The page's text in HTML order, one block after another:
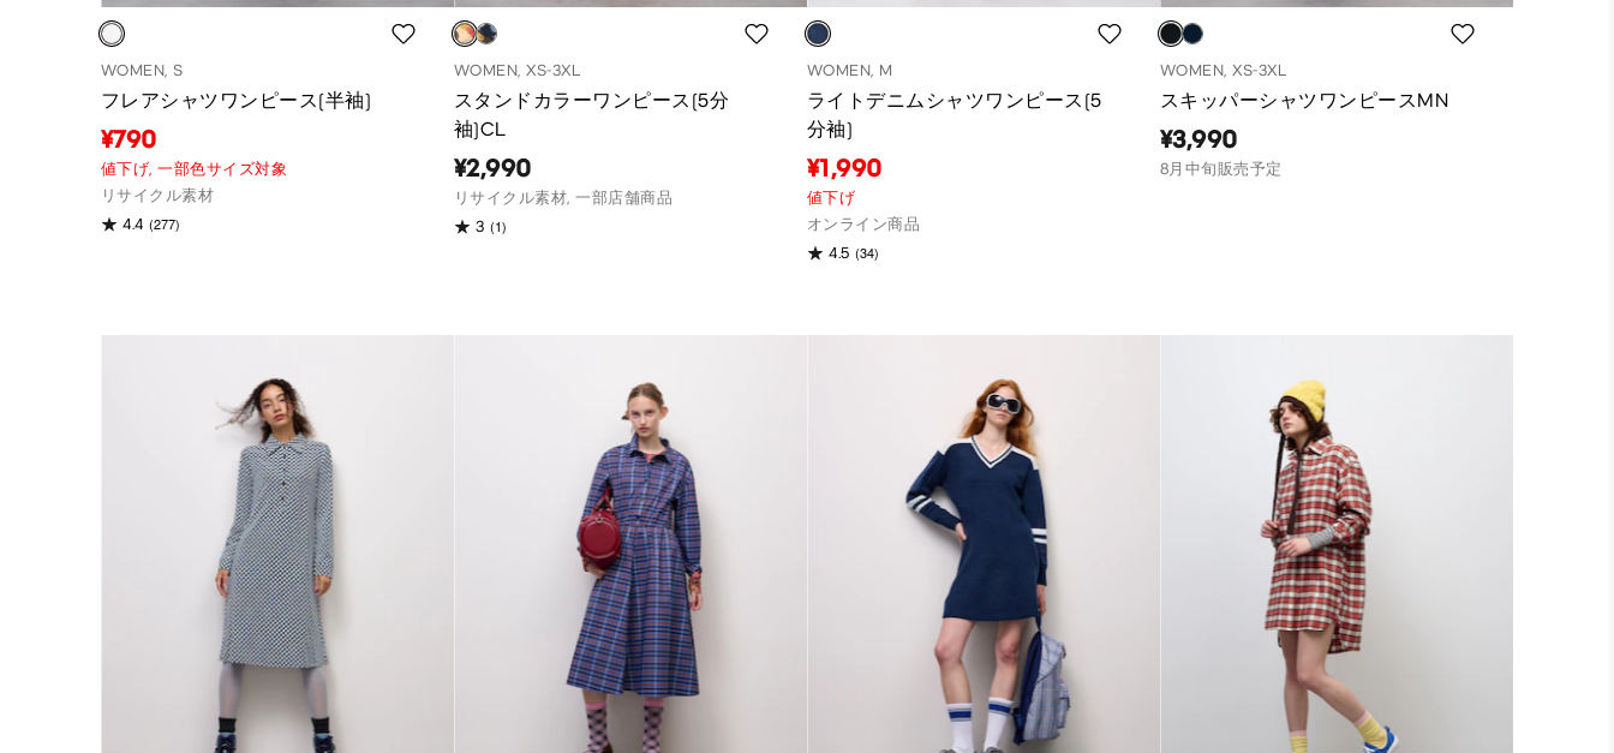
WOMEN, S
フレアシャツワンピース(半袖)
¥790
値下げ,一部色サイズ対象
リサイクル素材
4.4 (277)
WOMEN, XS-3XL
スタンドカラーワンピース(5分
袖)CL
¥2,990
リサイクル素材, 一部店舗商品
3 (1)
WOMEN, M
ライトデニムシャツワンピース(5
分袖)
¥1,990
値下げ
オンライン商品
4.5 (34)
WOMEN, XS-3XL
スキッパーシャツワンピースMN
¥3,990
8月中旬販売予定